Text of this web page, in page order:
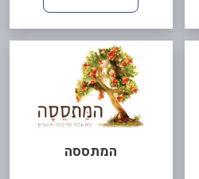
המתססה